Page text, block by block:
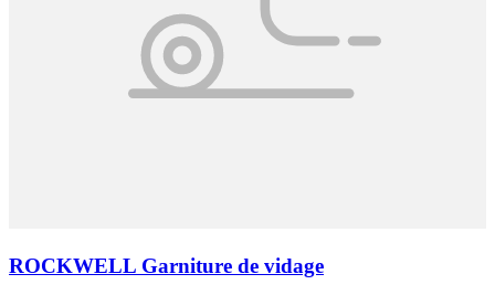
ROCKWELL Garniture de vidage